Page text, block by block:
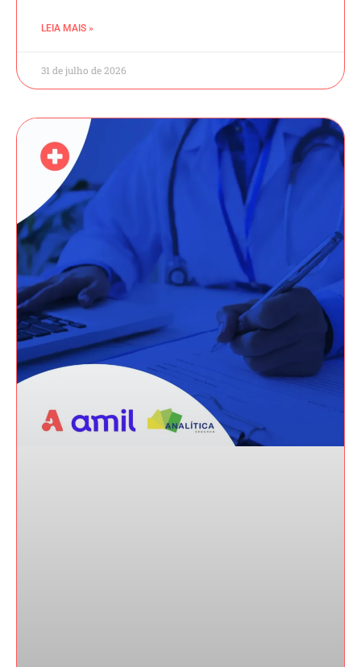
LEIA MAIS »
31 de julho de 2026